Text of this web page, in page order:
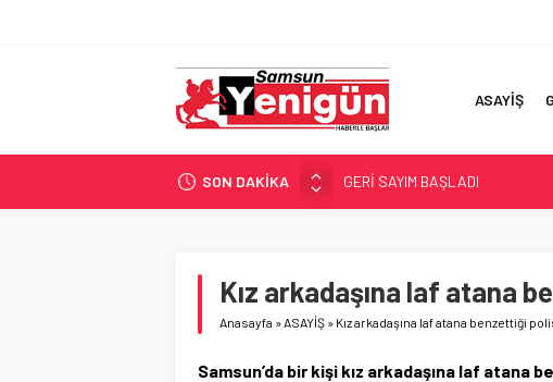
ASAYİŞ
SON DAKİKA
GERİ SAYIM BAŞLADI
SAMSUNSPOR’DA HEDEF
İŞTE FINDIK FİYATI!
YÖNETİCİ SEÇERKEN YAPILAN
Kız arkadaşına laf atana
Anasayfa »ASAYİŞ » Kız arkadaşına laf atana benzettiği
Samsun’da bir kişi kız arkadaşına laf atana